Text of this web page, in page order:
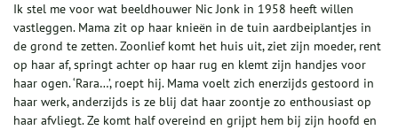
Ik stel me voor wat beeldhouwer Nic Jonk in 1958 heeft willen
vastleggen. Mama zit op haar knieën in de tuin aardbeiplantjes in
de grond te zetten. Zoonlief komt het huis uit, ziet zijn moeder, rent
op haar af, springt achter op haar rug en klemt zijn handjes voor
haar ogen. ‘Rara…’, roept hij. Mama voelt zich enerzijds gestoord in
haar werk, anderzijds is ze blij dat haar zoontje zo enthousiast op
haar afvliegt. Ze komt half overeind en grijpt hem bij zijn hoofd en